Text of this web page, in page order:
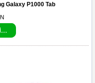
Galaxy P1000 Tab